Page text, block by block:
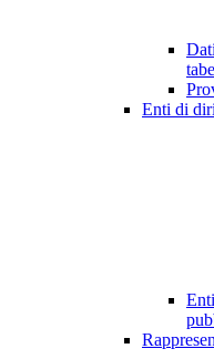
Enti di